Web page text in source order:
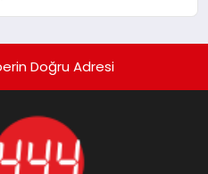
Doğru Adresi